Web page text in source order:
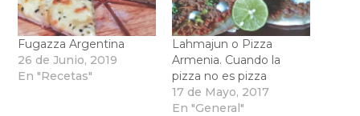
Fugazza Argentina
26 de Junio, 2019
En "Recetas"
Lahmajun o Pizza
Armenia. Cuando la
pizza no es pizza
17 de Mayo, 2017
En "General"